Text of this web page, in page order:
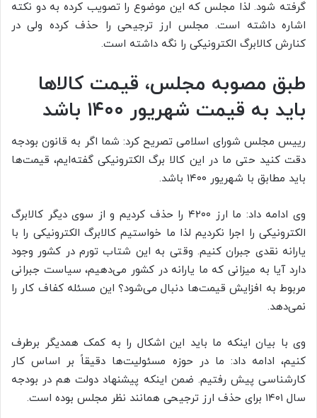
گرفته شود. لذا مجلس که این موضوع را تصویب کرده به دو نکته
اشاره داشته است. مجلس ارز ترجیحی را حذف کرده ولی در
کنارش کالابرگ الکترونیکی را نگه داشته است.
طبق مصوبه مجلس، قیمت کالاها
باید به قیمت شهریور ۱۴۰۰ باشد
رییس مجلس شورای اسلامی تصریح کرد: شما اگر به قانون بودجه
دقت کنید حتی ما در این کالا برگ الکترونیکی گفته‌ایم، قیمت‌ها
باید مطابق با شهریور ۱۴۰۰ باشد.
وی ادامه داد: ما ارز ۴۲۰۰ را حذف کردیم و از سوی دیگر کالابرگ
الکترونیکی را اجرا نکردیم لذا ما خواستیم کالابرگ الکترونیکی را با
یارانه نقدی جبران کنیم. وقتی به این شتاب تورم در کشور وجود
دارد آیا به میزانی که ما یارانه در کشور می‌دهیم، سیاست جبرانی
مربوط به افزایش قیمت‌ها دنبال می‌شود؟ این مسئله کفاف کار را
نمی‌دهد.
وی با بیان اینکه ما باید این اشکال را به کمک همدیگر برطرف
کنیم، ادامه داد: ما در حوزه مسئولیت‌ها دقیقاً بر اساس کار
کارشناسی پیش رفتیم. ضمن اینکه پیشنهاد دولت هم در بودجه
سال ۱۴۰۱ برای حذف ارز ترجیحی همانند نظر مجلس بوده است.